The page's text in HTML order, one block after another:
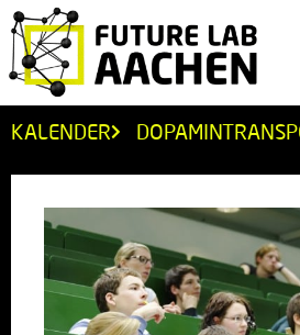
KALENDER